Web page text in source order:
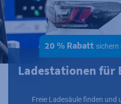
Ladestationen für
20 % Rabatt sichern
Zusätzliche
Freie Ladesäule finden und